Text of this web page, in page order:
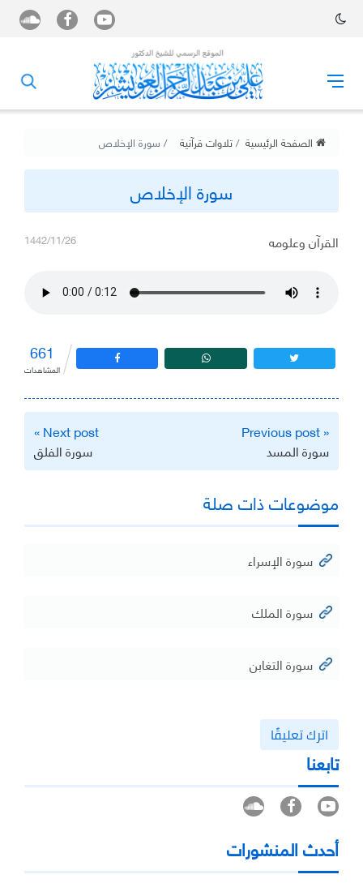
الصفحة الرئيسية تلاوات قرآنية سورة الإخلاص
سورة الإخلاص
1442/11/26 القرآن وعلومه
661
المشاهدات
تصفّح
المقالات
« Previous post
سورة المسد
Next post »
سورة الفلق
موضوعات ذات صلة
سورة الإسراء
سورة الملك
سورة التغابن
اترك تعليقًا
تابعنا
أحدث المنشورات